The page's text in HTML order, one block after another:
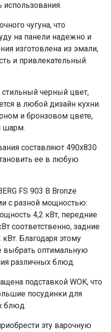
использования.
чугуна, что
на панели надежно и
изготовлена из эмали,
и привлекательный
стильный черный цвет,
в любой дизайн кухни.
и бронзовом цвете,
шарм.
составляют 490x830
ее в любую
FS 903 B Bronze
с разной мощностью:
4,2 кВт, передние
соответственно, задние
Благодаря этому
выбрать оптимальную
различных блюд.
подставкой WOK, что
посудинки для
блюд.
эту варочную